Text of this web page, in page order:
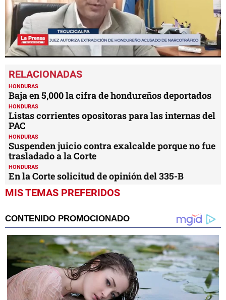
seconds
of
2
minutes,
28
seconds
HONDURAS
Baja en 5,000 la cifra de hondureños deportados
HONDURAS
Listas corrientes opositoras para las internas del
PAC
HONDURAS
Suspenden juicio contra exalcalde porque no fue
trasladado a la Corte
HONDURAS
En la Corte solicitud de opinión del 335-B
MIS TEMAS PREFERIDOS